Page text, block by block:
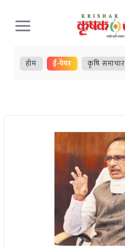
Skip
to
content
होम ई-पेपर कृषि समाचार